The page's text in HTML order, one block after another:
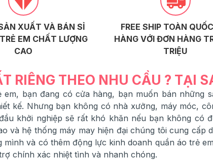
XUẤT VÀ BÁN SỈ
EM CHẤT LƯỢNG
CAO
FREE SHIP TOÀN
HÀNG VỚI ĐƠN HÀNG
TRIỆU
RIÊNG THEO NHU CẦU ? TẠI
bạn đang có cửa hàng, bạn muốn bán những
kế. Nhưng bạn không có nhà xưởng, máy móc,
khởi nghiệp sẽ rất khó khăn nếu bạn không có
và hệ thống máy may hiện đại chúng tôi cung
và có thêm động lực kinh doanh quần áo trẻ
chính xác nhiệt tình và nhanh chóng.